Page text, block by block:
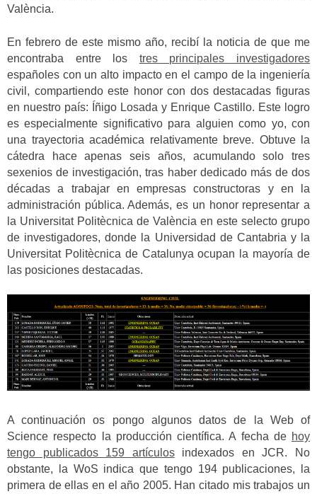
València.
En febrero de este mismo año, recibí la noticia de que me
encontraba entre los tres principales investigadores
españoles con un alto impacto en el campo de la ingeniería
civil, compartiendo este honor con dos destacadas figuras
en nuestro país: Íñigo Losada y Enrique Castillo. Este logro
es especialmente significativo para alguien como yo, con
una trayectoria académica relativamente breve. Obtuve la
cátedra hace apenas seis años, acumulando solo tres
sexenios de investigación, tras haber dedicado más de dos
décadas a trabajar en empresas constructoras y en la
administración pública. Además, es un honor representar a
la Universitat Politècnica de València en este selecto grupo
de investigadores, donde la Universidad de Cantabria y la
Universitat Politècnica de Catalunya ocupan la mayoría de
las posiciones destacadas.
A continuación os pongo algunos datos de la Web of
Science respecto la producción científica. A fecha de hoy
tengo publicados 159 artículosindexados en JCR. No
obstante, la WoS indica que tengo 194 publicaciones, la
primera de ellas en el año 2005. Han citado mis trabajos un